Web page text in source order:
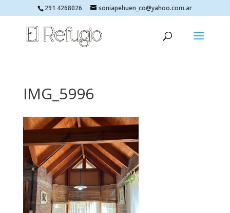
291 4268026 soniapehuen_co@yahoo.com.ar
IMG_5996